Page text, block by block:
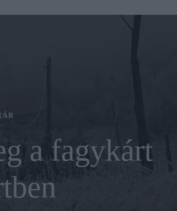
a fagykárt